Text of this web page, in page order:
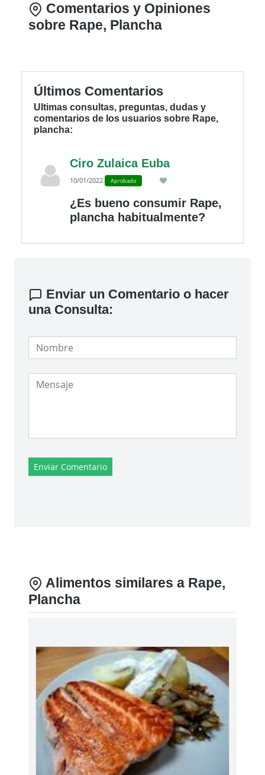
Comentarios y Opiniones
sobre Rape, Plancha
Últimos Comentarios
Ultimas consultas, preguntas, dudas y
comentarios de los usuarios sobre Rape,
plancha:
Ciro Zulaica Euba
10/01/2022 Aprobado
¿Es bueno consumir Rape,
plancha habitualmente?
Enviar un Comentario o hacer
una Consulta:
Enviar Comentario
Alimentos similares a Rape,
Plancha